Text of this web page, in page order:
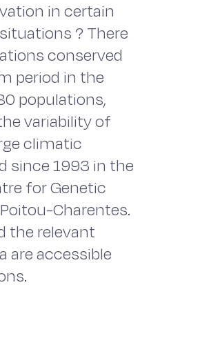
in certain
? There
conserved
period in the
populations,
variability of
climatic
since 1993 in the
for Genetic
Charentes.
the relevant
are accessible